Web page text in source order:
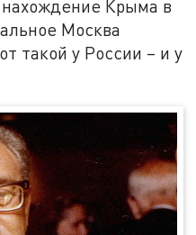
Крыма в
Москва
такой у России – и у